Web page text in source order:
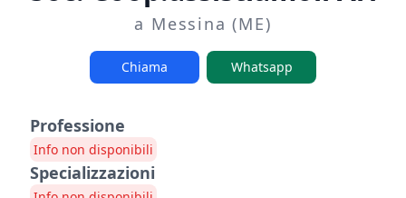
a Messina (ME)
Chiama Whatsapp
Professione
Info non disponibili
Specializzazioni